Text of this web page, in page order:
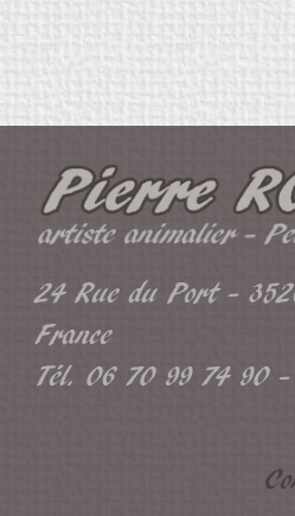
24 Rue du Port -
France
Tél. 06 70 99 74 90